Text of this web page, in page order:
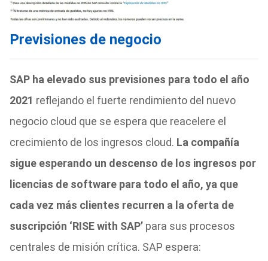
Previsiones de negocio
SAP ha elevado sus previsiones para todo el año
2021 reflejando el fuerte rendimiento del nuevo
negocio cloud que se espera que reacelere el
crecimiento de los ingresos cloud. La compañía
sigue esperando un descenso de los ingresos por
licencias de software para todo el año, ya que
cada vez más clientes recurren a la oferta de
suscripción ‘RISE with SAP’para sus procesos
centrales de misión crítica. SAP espera: